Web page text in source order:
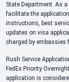
State Department. As
facilitate the
instructions, best
updates on visa
charged by embassies
Rush Service
FedEx Priority
application is